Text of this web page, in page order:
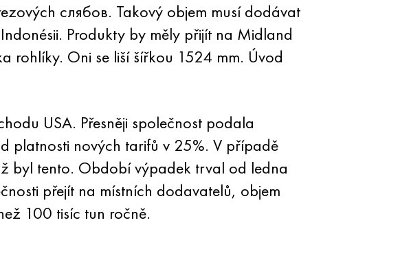
слябов. Takový objem musí dodávat
Produkty by měly přijít na Midland
rohlíky. Oni se liší šířkou 1524 mm. Úvod
USA. Přesněji společnost podala
platnosti nových tarifů v 25%. V případě
byl tento. Období výpadek trval od ledna
přejít na místních dodavatelů, objem
100 tisíc tun ročně.